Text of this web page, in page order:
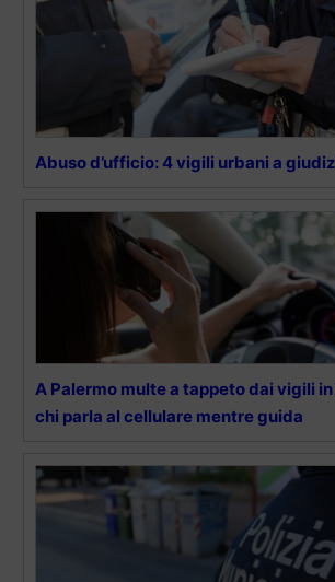
Abuso d’ufficio: 4 vigili urbani a
A Palermo multe a tappeto dai vigili
chi parla al cellulare mentre guida